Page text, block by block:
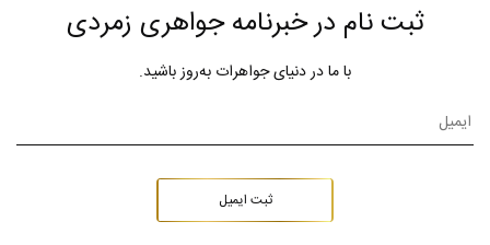
ثبت نام در خبرنامه جواهری زمردی
با ما در دنیای جواهرات به‌روز باشید.
ثبت ایمیل